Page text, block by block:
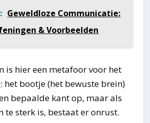
Geweldloze Communicatie:
& Voorbeelden
is hier een metafoor voor het
: het bootje (het bewuste brein)
bepaalde kant op, maar als
te sterk is, bestaat er onrust.